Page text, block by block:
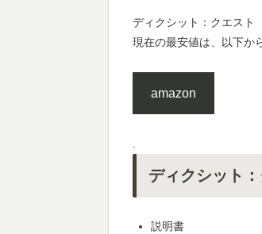
ディクシット：クエスト
現在の最安値は、以下か
amazon
.
ディクシット
説明書